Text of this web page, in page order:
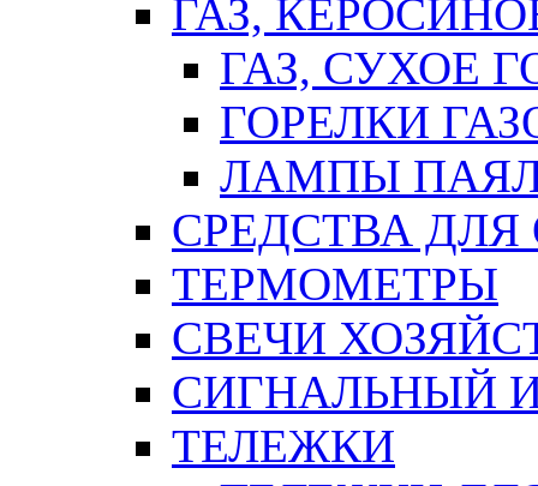
ГАЗ,
ГАЗ, СУХОЕ
ГОРЕЛКИ
ЛАМПЫ
СРЕДСТВА
ТЕРМОМЕТРЫ
СВЕЧИ
СИГНАЛЬНЫЙ
ТЕЛЕЖКИ